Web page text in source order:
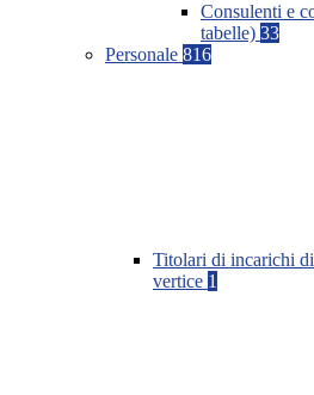
Consulenti e
tabelle) 33
Personale 816
Titolari di incarichi
vertice 1